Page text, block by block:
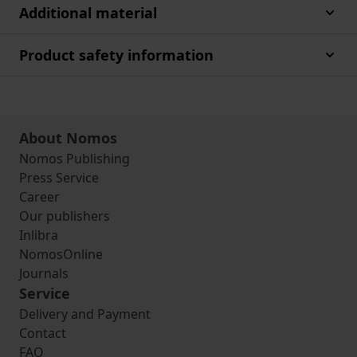
Additional material
Product safety information
About Nomos
Nomos Publishing
Press Service
Career
Our publishers
Inlibra
NomosOnline
Journals
Service
Delivery and Payment
Contact
FAQ